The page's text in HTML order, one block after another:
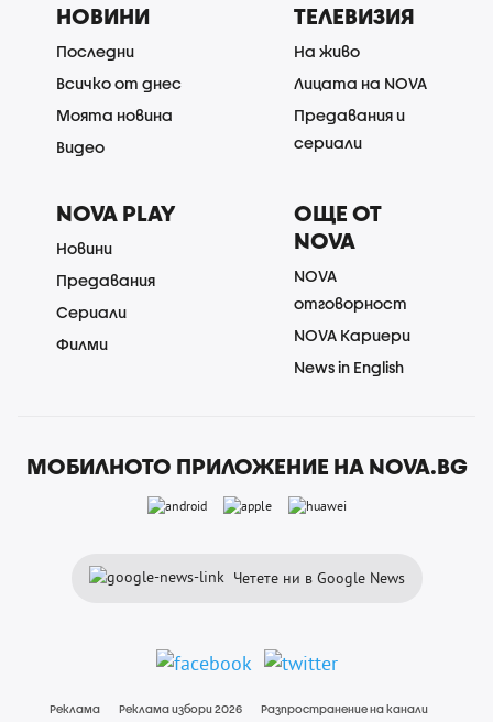
НОВИНИ
Последни
Всичко от днес
Моята новина
Видео
ТЕЛЕВИЗИЯ
На живо
Лицата на NOVA
Предавания и
сериали
NOVA PLAY
Новини
Предавания
Сериали
Филми
ОЩЕ ОТ
NOVA
NOVA
отговорност
NOVA Кариери
News in English
МОБИЛНОТО ПРИЛОЖЕНИЕ НА NOVA.BG
Четете ни в Google News
Реклама Реклама избори 2026 Разпространение на канали